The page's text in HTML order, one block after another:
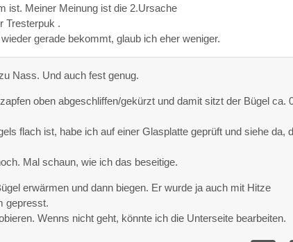
ist. Meiner Meinung ist die 2.Ursache
Tresterpuk .
gerade bekommt, glaub ich eher weniger.
Nass. Und auch fest genug.
oben abgeschliffen/gekürzt und damit sitzt der Bügel ca.
flach ist, habe ich auf einer Glasplatte geprüft und siehe da,
Mal schaun, wie ich das beseitige.
erwärmen und dann biegen. Er wurde ja auch mit Hitze
gepresst.
Wenns nicht geht, könnte ich die Unterseite bearbeiten.